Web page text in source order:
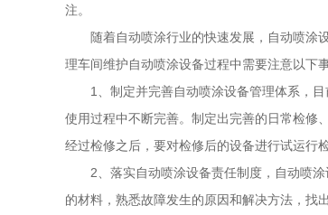
注。
随着自动喷涂行业的快速发展，自动喷涂
理车间维护自动喷涂设备过程中需要注意以下
1、制定并完善自动喷涂设备管理体系，目
使用过程中不断完善。制定出完善的日常检修
经过检修之后，要对检修后的设备进行试运行
2、落实自动喷涂设备责任制度，自动喷涂
的材料，熟悉故障发生的原因和解决方法，找